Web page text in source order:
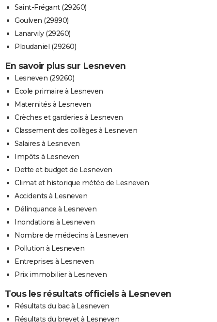
Saint-Frégant (29260)
Goulven (29890)
Lanarvily (29260)
Ploudaniel (29260)
En savoir plus sur Lesneven
Lesneven (29260)
Ecole primaire à Lesneven
Maternités à Lesneven
Crèches et garderies à Lesneven
Classement des collèges à Lesneven
Salaires à Lesneven
Impôts à Lesneven
Dette et budget de Lesneven
Climat et historique météo de Lesneven
Accidents à Lesneven
Délinquance à Lesneven
Inondations à Lesneven
Nombre de médecins à Lesneven
Pollution à Lesneven
Entreprises à Lesneven
Prix immobilier à Lesneven
Tous les résultats officiels à Lesneven
Résultats du bac à Lesneven
Résultats du brevet à Lesneven